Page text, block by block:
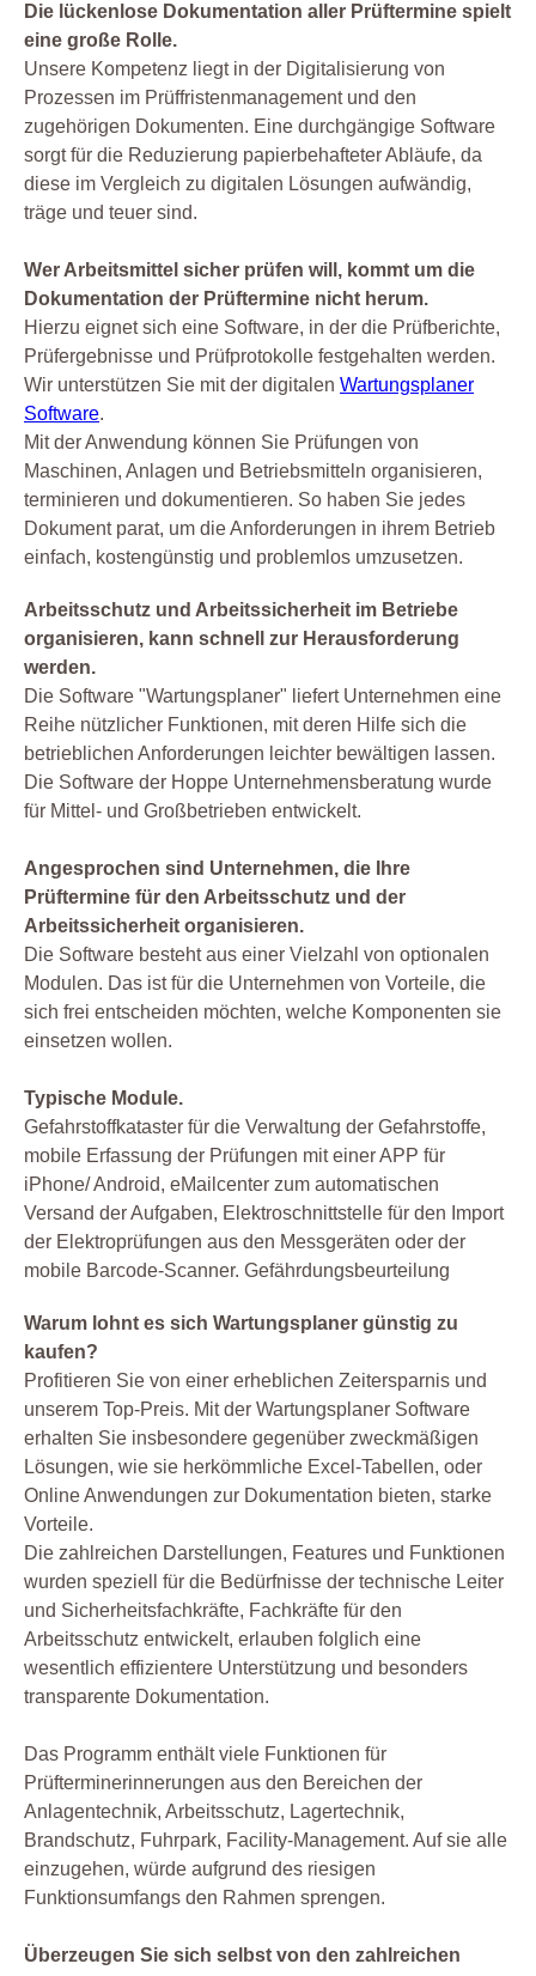
Die lückenlose Dokumentation aller Prüftermine spielt
eine große Rolle.
Unsere Kompetenz liegt in der Digitalisierung von
Prozessen im Prüffristenmanagement und den
zugehörigen Dokumenten. Eine durchgängige Software
sorgt für die Reduzierung papierbehafteter Abläufe, da
diese im Vergleich zu digitalen Lösungen aufwändig,
träge und teuer sind.
Wer Arbeitsmittel sicher prüfen will, kommt um die
Dokumentation der Prüftermine nicht herum.
Hierzu eignet sich eine Software, in der die Prüfberichte,
Prüfergebnisse und Prüfprotokolle festgehalten werden.
Wir unterstützen Sie mit der digitalen Wartungsplaner
Software.
Mit der Anwendung können Sie Prüfungen von
Maschinen, Anlagen und Betriebsmitteln organisieren,
terminieren und dokumentieren. So haben Sie jedes
Dokument parat, um die Anforderungen in ihrem Betrieb
einfach, kostengünstig und problemlos umzusetzen.
Arbeitsschutz und Arbeitssicherheit im Betriebe
organisieren, kann schnell zur Herausforderung
werden.
Die Software "Wartungsplaner" liefert Unternehmen eine
Reihe nützlicher Funktionen, mit deren Hilfe sich die
betrieblichen Anforderungen leichter bewältigen lassen.
Die Software der Hoppe Unternehmensberatung wurde
für Mittel- und Großbetrieben entwickelt.
Angesprochen sind Unternehmen, die Ihre
Prüftermine für den Arbeitsschutz und der
Arbeitssicherheit organisieren.
Die Software besteht aus einer Vielzahl von optionalen
Modulen. Das ist für die Unternehmen von Vorteile, die
sich frei entscheiden möchten, welche Komponenten sie
einsetzen wollen.
Typische Module.
Gefahrstoffkataster für die Verwaltung der Gefahrstoffe,
mobile Erfassung der Prüfungen mit einer APP für
iPhone/ Android, eMailcenter zum automatischen
Versand der Aufgaben, Elektroschnittstelle für den Import
der Elektroprüfungen aus den Messgeräten oder der
mobile Barcode-Scanner. Gefährdungsbeurteilung
Warum lohnt es sich Wartungsplaner günstig zu
kaufen?
Profitieren Sie von einer erheblichen Zeitersparnis und
unserem Top-Preis. Mit der Wartungsplaner Software
erhalten Sie insbesondere gegenüber zweckmäßigen
Lösungen, wie sie herkömmliche Excel-Tabellen, oder
Online Anwendungen zur Dokumentation bieten, starke
Vorteile.
Die zahlreichen Darstellungen, Features und Funktionen
wurden speziell für die Bedürfnisse der technische Leiter
und Sicherheitsfachkräfte, Fachkräfte für den
Arbeitsschutz entwickelt, erlauben folglich eine
wesentlich effizientere Unterstützung und besonders
transparente Dokumentation.
Das Programm enthält viele Funktionen für
Prüfterminerinnerungen aus den Bereichen der
Anlagentechnik, Arbeitsschutz, Lagertechnik,
Brandschutz, Fuhrpark, Facility-Management. Auf sie alle
einzugehen, würde aufgrund des riesigen
Funktionsumfangs den Rahmen sprengen.
Überzeugen Sie sich selbst von den zahlreichen